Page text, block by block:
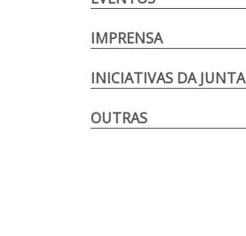
IMPRENSA
INICIATIVAS DA JUNTA
OUTRAS